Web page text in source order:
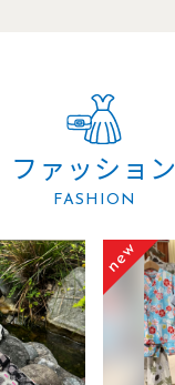
ファッション
FASHION